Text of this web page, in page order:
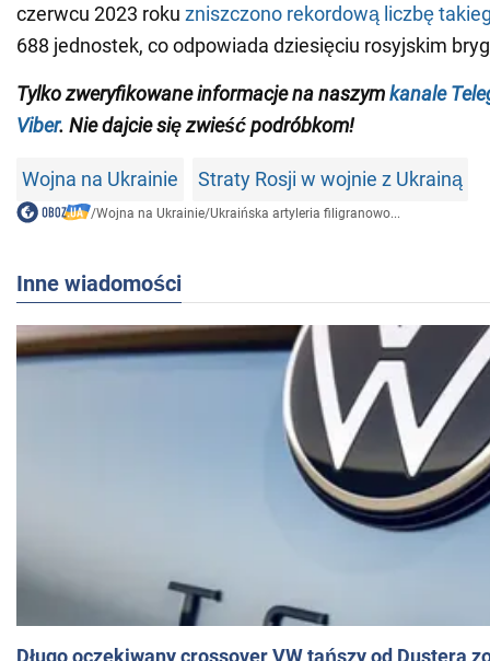
czerwcu 2023 roku zniszczono rekordową liczbę
688 jednostek, co odpowiada dziesięciu rosyjskim
Tylko zweryfikowane informacje na naszymkanale
Viber. Nie dajcie się zwieść podróbkom!
Wojna na Ukrainie Straty Rosji w wojnie z Ukrainą
/Wojna na Ukrainie/Ukraińska artyleria filigranowo...
Inne wiadomości
Długo oczekiwany crossover VW tańszy od Dustera